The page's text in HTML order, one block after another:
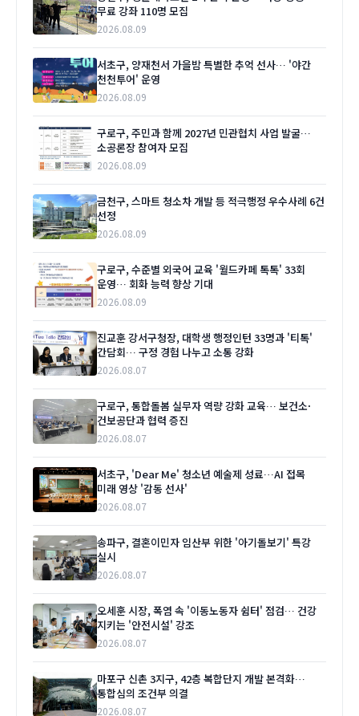
무료 강좌 110명 모집
2026.08.09
서초구, 양재천서 가을밤 특별한 추억 선사… '야간
천천투어' 운영
2026.08.09
구로구, 주민과 함께 2027년 민관협치 사업 발굴…
소공론장 참여자 모집
2026.08.09
금천구, 스마트 청소차 개발 등 적극행정 우수사례 6건
선정
2026.08.09
구로구, 수준별 외국어 교육 '월드카페 톡톡' 33회
운영… 회화 능력 향상 기대
2026.08.09
진교훈 강서구청장, 대학생 행정인턴 33명과 '티톡'
간담회… 구정 경험 나누고 소통 강화
2026.08.07
구로구, 통합돌봄 실무자 역량 강화 교육… 보건소·
건보공단과 협력 증진
2026.08.07
서초구, 'Dear Me' 청소년 예술제 성료…AI 접목
미래 영상 '감동 선사'
2026.08.07
송파구, 결혼이민자 임산부 위한 '아기돌보기' 특강
실시
2026.08.07
오세훈 시장, 폭염 속 '이동노동자 쉼터' 점검… 건강
지키는 '안전시설' 강조
2026.08.07
마포구 신촌 3지구, 42층 복합단지 개발 본격화…
통합심의 조건부 의결
2026.08.07